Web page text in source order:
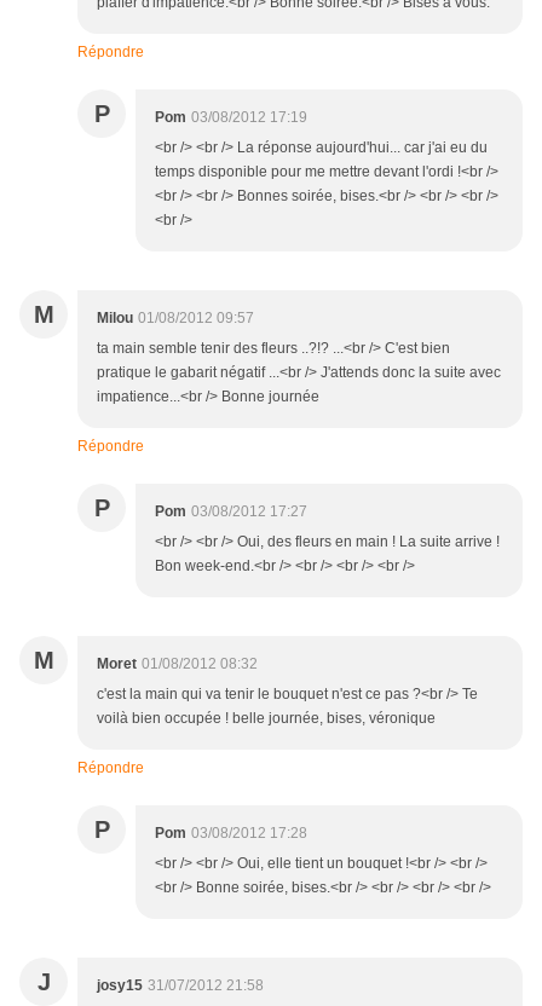
Répondre
P Pom 03/08/2012 17:19
<br /> <br /> La réponse aujourd'hui... car j'ai eu du
temps disponible pour me mettre devant l'ordi !<br />
<br /> <br /> Bonnes soirée, bises.<br /> <br /> <br />
<br />
M Milou 01/08/2012 09:57
ta main semble tenir des fleurs ..?!? ...<br /> C'est bien
pratique le gabarit négatif ...<br /> J'attends donc la suite avec
impatience...<br /> Bonne journée
Répondre
P Pom 03/08/2012 17:27
<br /> <br /> Oui, des fleurs en main ! La suite arrive !
Bon week-end.<br /> <br /> <br /> <br />
M Moret 01/08/2012 08:32
c'est la main qui va tenir le bouquet n'est ce pas ?<br /> Te
voilà bien occupée ! belle journée, bises, véronique
Répondre
P Pom 03/08/2012 17:28
<br /> <br /> Oui, elle tient un bouquet !<br /> <br />
<br /> Bonne soirée, bises.<br /> <br /> <br /> <br />
J josy15 31/07/2012 21:58